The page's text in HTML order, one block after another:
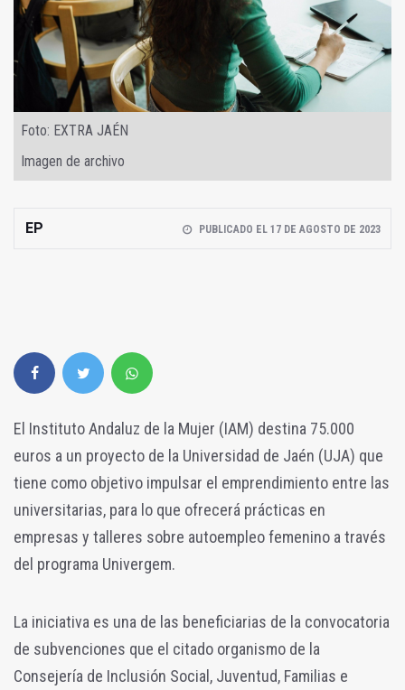
Foto: EXTRA JAÉN
Imagen de archivo
EP PUBLICADO EL 17 DE AGOSTO DE 2023
El Instituto Andaluz de la Mujer (IAM) destina 75.000
euros a un proyecto de la Universidad de Jaén (UJA) que
tiene como objetivo impulsar el emprendimiento entre las
universitarias, para lo que ofrecerá prácticas en
empresas y talleres sobre autoempleo femenino a través
del programa Univergem.
La iniciativa es una de las beneficiarias de la convocatoria
de subvenciones que el citado organismo de la
Consejería de Inclusión Social, Juventud, Familias e